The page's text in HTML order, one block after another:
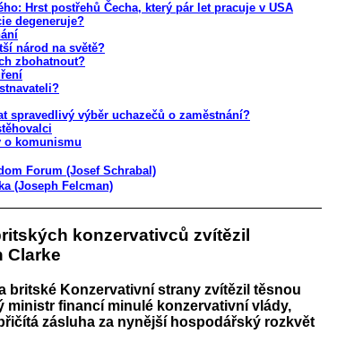
Hrst postřehů Čecha, který pár let pracuje v USA
degeneruje?
národ na světě?
zbohatnout?
spravedlivý výběr uchazečů o zaměstnání?
o komunismu
Forum (Josef Schrabal)
(Joseph Felcman)
konzervativců zvítězil
Clarke
britské Konzervativní strany zvítězil těsnou
ministr financí minulé konzervativní vlády,
zásluha za nynější hospodářský rozkvět